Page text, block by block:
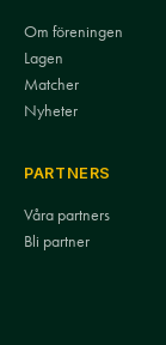
Om föreningen
Lagen
Matcher
Nyheter
PARTNERS
Våra partners
Bli partner